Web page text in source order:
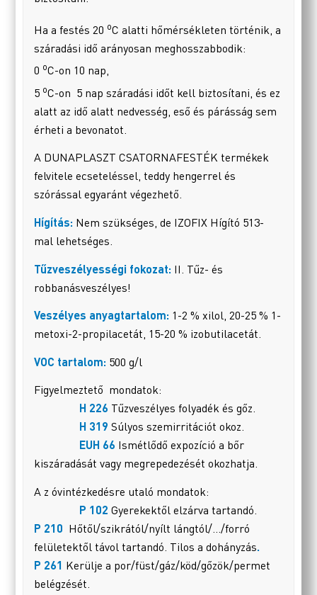
Ha a festés 20 oC alatti hőmérsékleten történik, a
száradási idő arányosan meghosszabbodik:
0 oC-on 10 nap,
5 oC-on 5 nap száradási időt kell biztosítani, és ez
alatt az idő alatt nedvesség, eső és párásság sem
érheti a bevonatot.
A DUNAPLASZT CSATORNAFESTÉK termékek
felvitele ecseteléssel, teddy hengerrel és
szórással egyaránt végezhető.
Hígítás: Nem szükséges, de IZOFIX Hígító 513-
mal lehetséges.
Tűzveszélyességi fokozat: II. Tűz- és
robbanásveszélyes!
Veszélyes anyagtartalom: 1-2 % xilol, 20-25 % 1-
metoxi-2-propilacetát, 15-20 % izobutilacetát.
VOC tartalom: 500 g/l
Figyelmeztető mondatok:
H 226 Tűzveszélyes folyadék és gőz.
H 319 Súlyos szemirritációt okoz.
EUH 66 Ismétlődő expozíció a bőr
kiszáradását vagy megrepedezését okozhatja.
A z óvintézkedésre utaló mondatok:
P 102Gyerekektől elzárva tartandó.
P 210 Hőtől/szikrától/nyílt lángtól/…/forró
felületektől távol tartandó. Tilos a dohányzás.
P 261 Kerülje a por/füst/gáz/köd/gőzök/permet
belégzését.